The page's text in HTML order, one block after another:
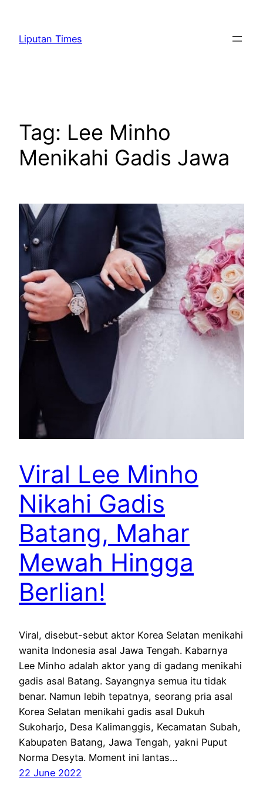
content
Liputan Times
Tag: Lee Minho
Menikahi Gadis Jawa
Viral Lee Minho
Nikahi Gadis
Batang, Mahar
Mewah Hingga
Berlian!
Viral, disebut-sebut aktor Korea Selatan menikahi
wanita Indonesia asal Jawa Tengah. Kabarnya
Lee Minho adalah aktor yang di gadang menikahi
gadis asal Batang. Sayangnya semua itu tidak
benar. Namun lebih tepatnya, seorang pria asal
Korea Selatan menikahi gadis asal Dukuh
Sukoharjo, Desa Kalimanggis, Kecamatan Subah,
Kabupaten Batang, Jawa Tengah, yakni Puput
Norma Desyta. Moment ini lantas…
22 June 2022